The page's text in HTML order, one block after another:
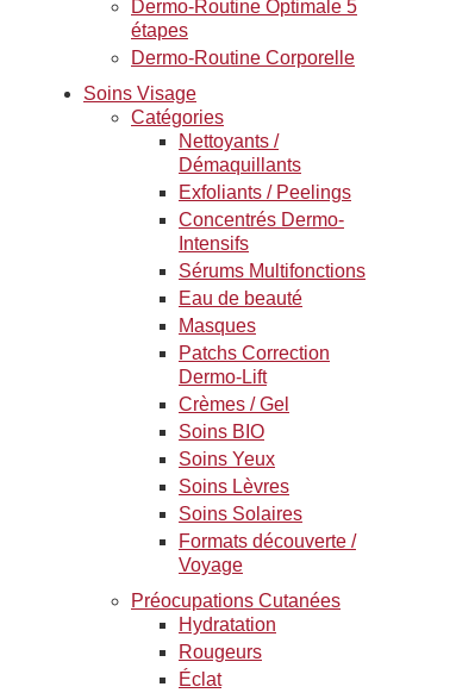
Dermo-Routine Optimale 5
étapes
Dermo-Routine Corporelle
Soins Visage
Catégories
Nettoyants /
Démaquillants
Exfoliants / Peelings
Concentrés Dermo-
Intensifs
Sérums Multifonctions
Eau de beauté
Masques
Patchs Correction
Dermo-Lift
Crèmes / Gel
Soins BIO
Soins Yeux
Soins Lèvres
Soins Solaires
Formats découverte /
Voyage
Préocupations Cutanées
Hydratation
Rougeurs
Éclat